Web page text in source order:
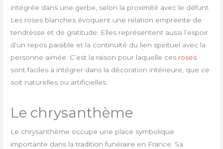
intégrée dans une gerbe, selon la proximité avec le défunt.
Les roses blanches évoquent une relation empreinte de
tendresse et de gratitude. Elles représentent aussi l’espoir
d’un repos paisible et la continuité du lien spirituel avec la
personne aimée. C’est la raison pour laquelle ces roses
sont faciles à intégrer dans la décoration intérieure, que ce
soit naturelles ou artificielles.
Le chrysanthème
Le chrysanthème occupe une place symbolique
importante dans la tradition funéraire en France. Sa